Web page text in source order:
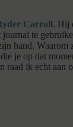
Carroll. Hij
te
hand. Waarom
je op dat
raad ik echt aan